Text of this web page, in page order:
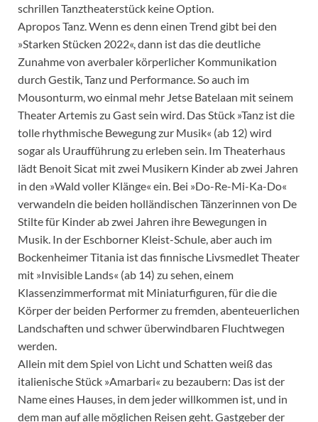
schrillen Tanztheaterstück keine Option.
Apropos Tanz. Wenn es denn einen Trend gibt bei den
»Starken Stücken 2022«, dann ist das die deutliche
Zunahme von averbaler körperlicher Kommunikation
durch Gestik, Tanz und Performance. So auch im
Mousonturm, wo einmal mehr Jetse Batelaan mit seinem
Theater Artemis zu Gast sein wird. Das Stück »Tanz ist die
tolle rhythmische Bewegung zur Musik« (ab 12) wird
sogar als Uraufführung zu erleben sein. Im Theaterhaus
lädt Benoit Sicat mit zwei Musikern Kinder ab zwei Jahren
in den »Wald voller Klänge« ein. Bei »Do-Re-Mi-Ka-Do«
verwandeln die beiden holländischen Tänzerinnen von De
Stilte für Kinder ab zwei Jahren ihre Bewegungen in
Musik. In der Eschborner Kleist-Schule, aber auch im
Bockenheimer Titania ist das finnische Livsmedlet Theater
mit »Invisible Lands« (ab 14) zu sehen, einem
Klassenzimmerformat mit Miniaturfiguren, für die die
Körper der beiden Performer zu fremden, abenteuerlichen
Landschaften und schwer überwindbaren Fluchtwegen
werden.
Allein mit dem Spiel von Licht und Schatten weiß das
italienische Stück »Amarbari« zu bezaubern: Das ist der
Name eines Hauses, in dem jeder willkommen ist, und in
dem man auf alle möglichen Reisen geht. Gastgeber der